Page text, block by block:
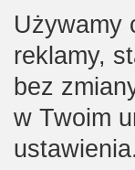
Używamy
reklamy,
bez
w Twoim